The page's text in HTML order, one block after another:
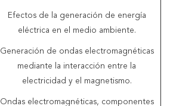
Efectos de la generación de energía
eléctrica en el medio ambiente.
Generación de ondas electromagnéticas
mediante la interacción entre la
electricidad y el magnetismo.
Ondas electromagnéticas, componentes